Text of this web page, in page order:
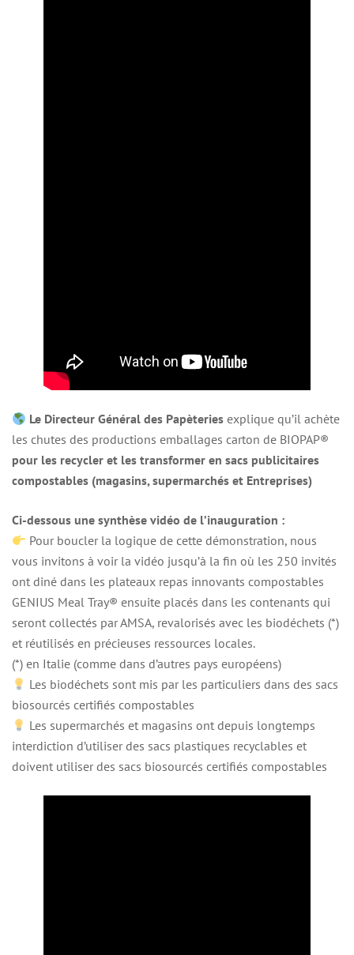
Le Directeur Général des Papèteries explique qu’il achète
les chutes des productions emballages carton de BIOPAP®
pour les recycler et les transformer en sacs publicitaires
compostables (magasins, supermarchés et Entreprises)
Ci-dessous une synthèse vidéo de l’inauguration :
Pour boucler la logique de cette démonstration, nous
vous invitons à voir la vidéo jusqu’à la fin où les 250 invités
ont diné dans les plateaux repas innovants compostables
GENIUS Meal Tray® ensuite placés dans les contenants qui
seront collectés par AMSA, revalorisés avec les biodéchets (*)
et réutilisés en précieuses ressources locales.
(*) en Italie (comme dans d’autres pays européens)
Les biodéchets sont mis par les particuliers dans des sacs
biosourcés certifiés compostables
Les supermarchés et magasins ont depuis longtemps
interdiction d’utiliser des sacs plastiques recyclables et
doivent utiliser des sacs biosourcés certifiés compostables